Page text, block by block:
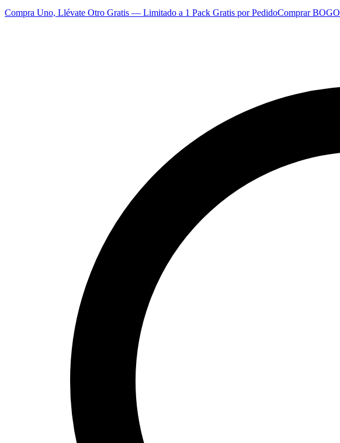
Compra Uno, Llévate Otro Gratis — Limitado a 1 Pack Gratis por PedidoComprar BOGO